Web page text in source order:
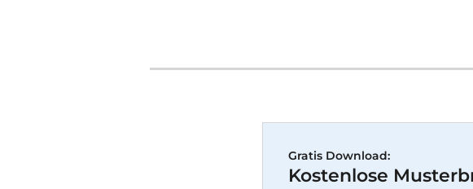
Gratis Download:
Kostenlose